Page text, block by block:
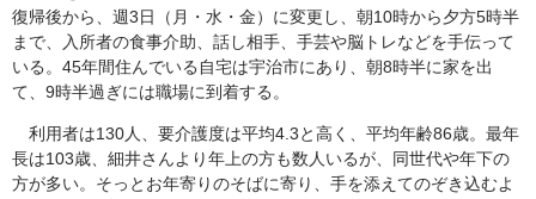
復帰後から、週3日（月・水・金）に変更し、朝10時から夕方5時半
まで、入所者の食事介助、話し相手、手芸や脳トレなどを手伝って
いる。45年間住んでいる自宅は宇治市にあり、朝8時半に家を出
て、9時半過ぎには職場に到着する。
利用者は130人、要介護度は平均4.3と高く、平均年齢86歳。最年
長は103歳、細井さんより年上の方も数人いるが、同世代や年下の
方が多い。そっとお年寄りのそばに寄り、手を添えてのぞき込むよ